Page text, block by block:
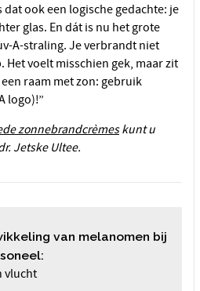
ook een logische gedachte: je
glas. En dát is nu het grote
A-straling. Je verbrandt niet
Het voelt misschien gek, maar zit
raam met zon: gebruik
logo)!”
zonnebrandcrèmeskunt u
Jetske Ultee.
vlucht